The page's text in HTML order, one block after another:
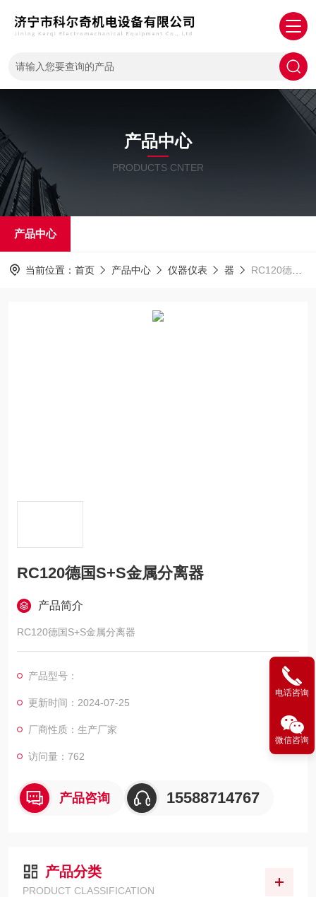
产品中心
PRODUCTS CNTER
产品中心
当前位置： 首页 产品中心 仪器仪表 器 RC120德国S+S金属分离器
RC120德国S+S金属分离器
产品简介
RC120德国S+S金属分离器
产品型号：
更新时间：2024-07-25
厂商性质：生产厂家
访问量：762
产品咨询 15588714767
产品分类
PRODUCT CLASSIFICATION
电话咨询
微信咨询